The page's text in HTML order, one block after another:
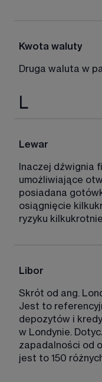
Kwota waluty
Druga waluta w
L
Lewar
Inaczej dźwignia
umożliwiające
posiadana
osiągnięcie
ryzyku
Libor
Skrót od ang.
Jest to
depozytów i
w Londynie.
zapadalności od
jest to 150